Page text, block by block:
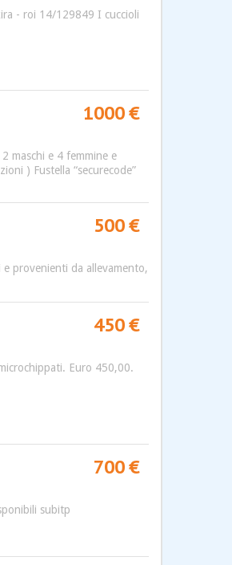
- roi 14/129849 I cuccioli
1000 €
maschi e 4 femmine e
) Fustella “securecode”
500 €
provenienti da allevamento,
450 €
Euro 450,00.
700 €
subitp